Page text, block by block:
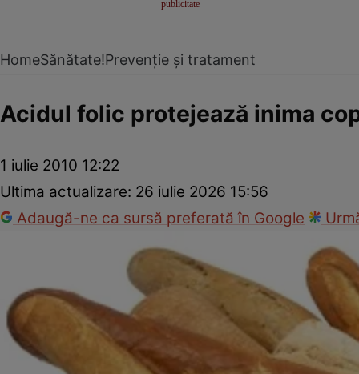
HomeSănătate!Prevenție și tratament
Acidul folic protejează inima
1 iulie 2010 12:22
Ultima actualizare: 26 iulie 2026 15:56
Adaugă-ne ca sursă preferată în Google